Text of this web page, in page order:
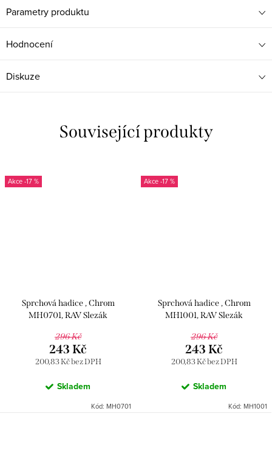
Parametry produktu
Hodnocení
Diskuze
Související produkty
-17 %
Sprchová hadice , Chrom
MH0701, RAV Slezák
296 Kč
200,83 Kč bez DPH
243 Kč
Skladem
Kód: MH0701
-17 %
Sprchová hadice , Chrom
MH1001, RAV Slezák
296 Kč
200,83 Kč bez DPH
243 Kč
Skladem
Kód: MH1001